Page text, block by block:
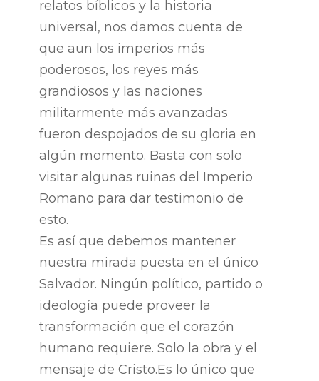
relatos bíblicos y la historia
universal, nos damos cuenta de
que aun los imperios más
poderosos, los reyes más
grandiosos y las naciones
militarmente más avanzadas
fueron despojados de su gloria en
algún momento. Basta con solo
visitar algunas ruinas del Imperio
Romano para dar testimonio de
esto.
Es así que debemos mantener
nuestra mirada puesta en el único
Salvador. Ningún político, partido o
ideología puede proveer la
transformación que el corazón
humano requiere. Solo la obra y el
mensaje de Cristo.Es lo único que